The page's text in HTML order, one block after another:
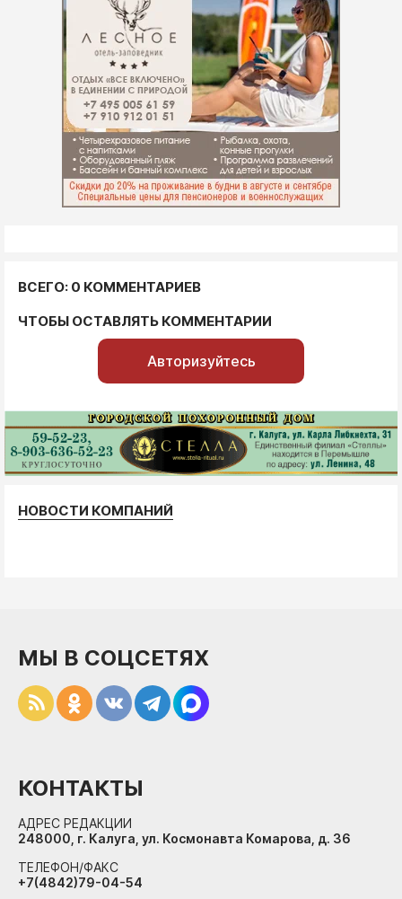
ВСЕГО: 0 КОММЕНТАРИЕВ
ЧТОБЫ ОСТАВЛЯТЬ КОММЕНТАРИИ
Авторизуйтесь
НОВОСТИ КОМПАНИЙ
МЫ В СОЦСЕТЯХ
КОНТАКТЫ
АДРЕС РЕДАКЦИИ
248000, г. Калуга, ул. Космонавта Комарова, д. 36
ТЕЛЕФОН/ФАКС
+7(4842)79-04-54